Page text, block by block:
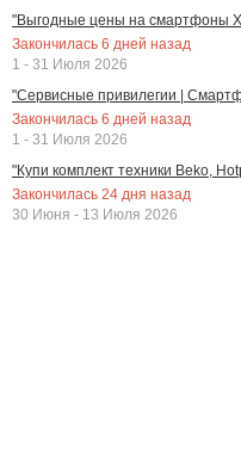
"Выгодные цены на смартфоны
Закончилась 6 дней назад
1 - 31 Июля 2026
"Сервисные привилегии |
Закончилась 6 дней назад
1 - 31 Июля 2026
"Купи комплект техники Beko,
Закончилась 24 дня назад
30 Июня - 13 Июля 2026